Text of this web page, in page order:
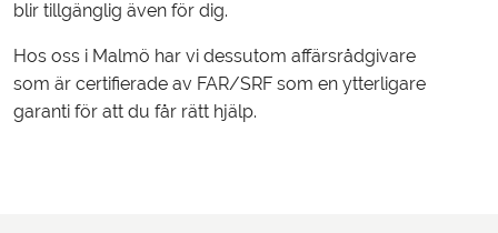
blir tillgänglig även för dig.
Hos oss i Malmö har vi dessutom affärsrådgivare
som är certifierade av FAR/SRF som en ytterligare
garanti för att du får rätt hjälp.